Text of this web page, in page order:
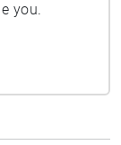
you.